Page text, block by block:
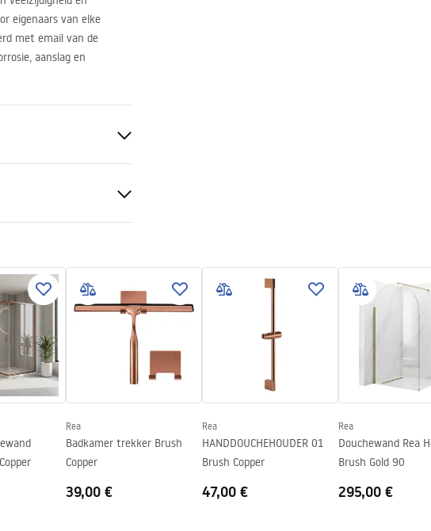
eigenaars van elke
met email van de
aanslag en
Rea
Badkamer trekker Brush
Copper
39,00 €
Rea
HANDDOUCHEHOUDER 01
Brush Copper
47,00 €
Rea
Douchewand Rea
Brush Gold 90
295,00 €